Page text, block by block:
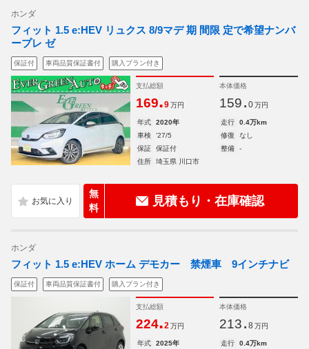
ホンダ
フィット 1.5 e:HEV リュクス 8/9マデ 期 間限 定で希望ナンバ
ープレ ゼ
保証付 車両品質保証書付 購入プラン付き
支払総額
169.9 万円
本体価格
159. 0 万円
年式 2020年 走行
0.4万km
車検
'27/5 修復
なし
保証
保証付 整備
-
住所
埼玉県 川口市
無
料
見積もり・在庫確認
ホンダ
フィット 1.5 e:HEV ホーム デモカー 禁煙車 9インチナビ
保証付 車両品質保証書付 購入プラン付き
支払総額
224.2 万円
本体価格
213. 8 万円
年式 2025年 走行
0.4万km